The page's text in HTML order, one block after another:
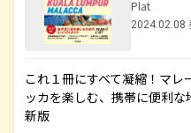
Plat
2024.02.08
これ１冊にすべて凝縮！マ
ッカを楽しむ、携帯に便利
新版